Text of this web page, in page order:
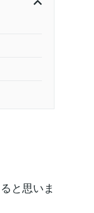
と思いま